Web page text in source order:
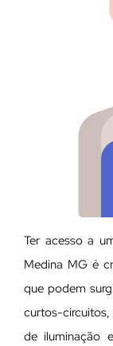
Ter acesso a
Medina MG é
que podem
curtos-circuitos,
de iluminação